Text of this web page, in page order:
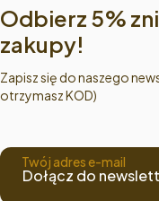
Odbierz 5%
zakupy!
Zapisz się do naszego
otrzymasz KOD)
Twój adres e-mail
Dołącz do